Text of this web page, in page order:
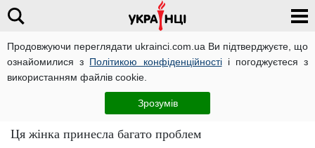
Продовжуючи переглядати ukrainci.com.ua Ви підтверджуєте, що
ознайомилися з Політикою конфіденційностіі погоджуєтеся з
використанням файлів cookie.
Зрозумів
Оголена жінка була побита поліцією після
того, як розгромила ресторан
Ця жінка принесла багато проблем